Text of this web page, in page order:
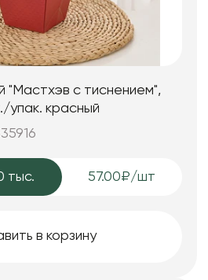
"Мастхэв с тиснением",
упак. красный
тыс. 57.00₽/шт
в корзину